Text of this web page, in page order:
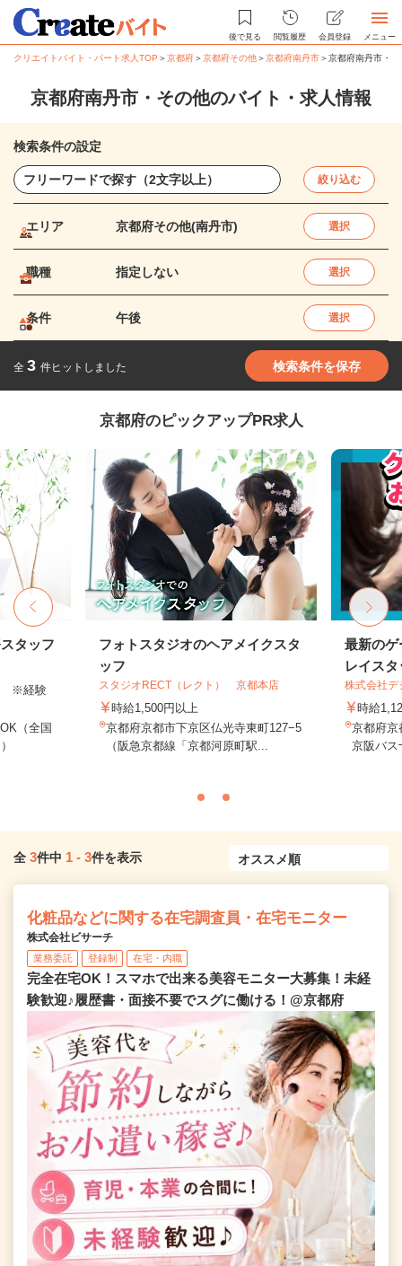
後で見る 閲覧履歴 会員登録 メニュー
クリエイトバイト・パート求人TOP ＞京都府＞京都府その他＞京都府南丹市＞京都府南丹市・
京都府南丹市・その他のバイト・求人情報
検索条件の設定
絞り込む
エリア 京都府その他(南丹市) 選択
職種 指定しない 選択
条件 午後 選択
全 3 件ヒットしました 検索条件を保存
京都府のピックアップPR求人
タッフ
※経験
（全国
フォトスタジオのヘアメイクスタ
ッフ
スタジオRECT（レクト） 京都本店
時給1,500円以上
京都府京都市下京区仏光寺東町127−5
（阪急京都線「京都河原町駅...
最新のゲ
レイスタ
株式会社
時給
京都府京
京阪バス
全 3件中 1 - 3件を表示
化粧品などに関する在宅調査員・在宅モニター
株式会社ビサーチ
業務委託 登録制 在宅・内職
完全在宅OK！スマホで出来る美容モニター大募集！未経
験歓迎♪履歴書・面接不要でスグに働ける！@京都府